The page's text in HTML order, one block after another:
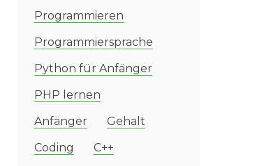
Programmieren
Programmiersprache
Python für Anfänger
PHP lernen
Anfänger
Gehalt
Coding
C++